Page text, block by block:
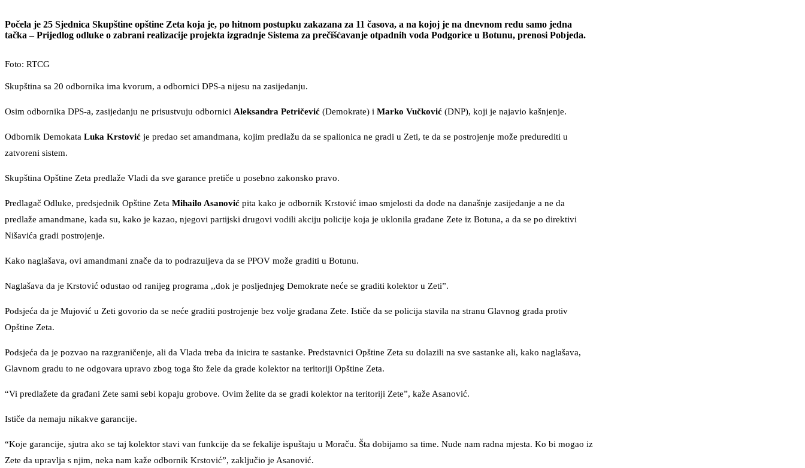
Počela je 25 Sjednica Skupštine opštine Zeta koja je, po hitnom postupku zakazana za 11 časova, a na kojoj je na dnevnom redu samo jedna
tačka – Prijedlog odluke o zabrani realizacije projekta izgradnje Sistema za prečišćavanje otpadnih voda Podgorice u Botunu, prenosi Pobjeda.
Foto: RTCG
Skupština sa 20 odbornika ima kvorum, a odbornici DPS-a nijesu na zasijedanju.
Osim odbornika DPS-a, zasijedanju ne prisustvuju odbornici Aleksandra Petričević (Demokrate) i Marko Vučković (DNP), koji je najavio kašnjenje.
Odbornik Demokata Luka Krstović je predao set amandmana, kojim predlažu da se spalionica ne gradi u Zeti, te da se postrojenje može predurediti u
zatvoreni sistem.
Skupština Opštine Zeta predlaže Vladi da sve garance pretiče u posebno zakonsko pravo.
Predlagač Odluke, predsjednik Opštine Zeta Mihailo Asanović pita kako je odbornik Krstović imao smjelosti da dođe na današnje zasijedanje a ne da
predlaže amandmane, kada su, kako je kazao, njegovi partijski drugovi vodili akciju policije koja je uklonila građane Zete iz Botuna, a da se po direktivi
Nišavića gradi postrojenje.
Kako naglašava, ovi amandmani znače da to podrazuijeva da se PPOV može graditi u Botunu.
Naglašava da je Krstović odustao od ranijeg programa ,,dok je posljednjeg Demokrate neće se graditi kolektor u Zeti”.
Podsjeća da je Mujović u Zeti govorio da se neće graditi postrojenje bez volje građana Zete. Ističe da se policija stavila na stranu Glavnog grada protiv
Opštine Zeta.
Podsjeća da je pozvao na razgraničenje, ali da Vlada treba da inicira te sastanke. Predstavnici Opštine Zeta su dolazili na sve sastanke ali, kako naglašava,
Glavnom gradu to ne odgovara upravo zbog toga što žele da grade kolektor na teritoriji Opštine Zeta.
“Vi predlažete da građani Zete sami sebi kopaju grobove. Ovim želite da se gradi kolektor na teritoriji Zete”, kaže Asanović.
Ističe da nemaju nikakve garancije.
“Koje garancije, sjutra ako se taj kolektor stavi van funkcije da se fekalije ispuštaju u Moraču. Šta dobijamo sa time. Nude nam radna mjesta. Ko bi mogao iz
Zete da upravlja s njim, neka nam kaže odbornik Krstović”, zaključio je Asanović.